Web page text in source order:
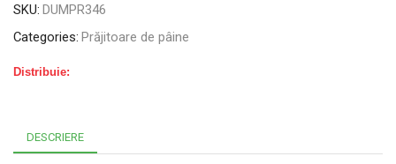
SKU: DUMPR346
Categories: Prăjitoare de pâine
Distribuie:
DESCRIERE